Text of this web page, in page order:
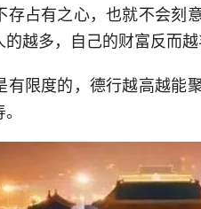
存占有之心，也就不会刻
越多，自己的财富反而越
限度的，德行越高越能